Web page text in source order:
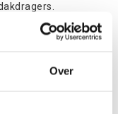
Over
Awn fabriek,
wereldwijde
een hoger niveau